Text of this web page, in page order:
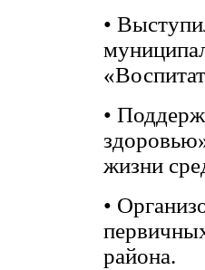
•
•
жизни
•
района.